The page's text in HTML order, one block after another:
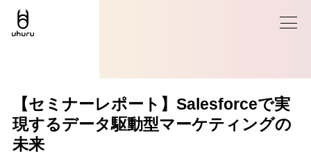
【セミナーレポート】Salesforceで実
現するデータ駆動型マーケティングの
未来